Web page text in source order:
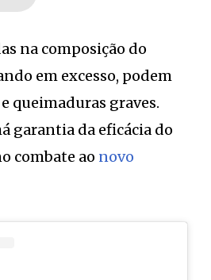
na composição do
em excesso, podem
queimaduras graves.
garantia da eficácia do
combate ao novo